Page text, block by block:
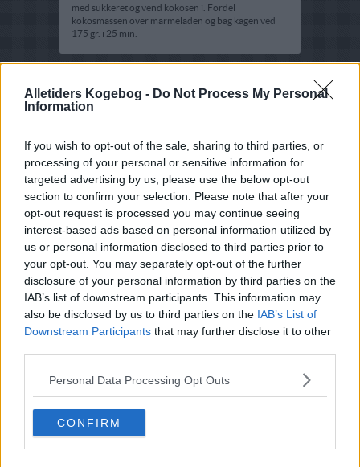
Alletiders Kogebog - Do Not Process My Personal
Information
If you wish to opt-out of the sale, sharing to third parties, or
processing of your personal or sensitive information for
targeted advertising by us, please use the below opt-out
section to confirm your selection. Please note that after your
opt-out request is processed you may continue seeing
interest-based ads based on personal information utilized by
us or personal information disclosed to third parties prior to
your opt-out. You may separately opt-out of the further
disclosure of your personal information by third parties on the
IAB’s list of downstream participants. This information may
also be disclosed by us to third parties on the IAB’s List of
Downstream Participants that may further disclose it to other
Personal Data Processing Opt Outs
CONFIRM
med sukkeret og vend kokosen i. Fordel
kokosmassen over marmeladen og bag kagen ved
175 gr. i 25 min.
Ret :Kager i form-Diverse kager i form
Hovedingrediens :
Indsendt af : Anettesusan